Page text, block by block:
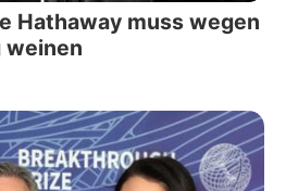
Hathaway muss wegen
weinen